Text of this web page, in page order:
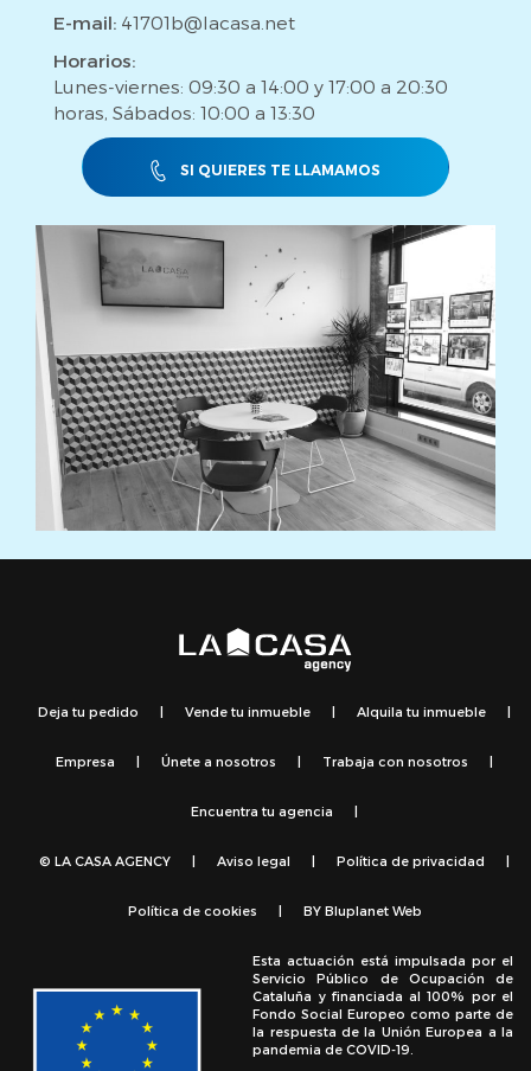
E-mail: 41701b@lacasa.net
Horarios:
Lunes-viernes: 09:30 a 14:00 y 17:00 a 20:30
horas, Sábados: 10:00 a 13:30
SI QUIERES TE LLAMAMOS
Deja tu pedido Vende tu inmueble Alquila tu inmueble
Empresa Únete a nosotros Trabaja con nosotros
Encuentra tu agencia
© LA CASA AGENCY Aviso legal Política de privacidad
Política de cookies BY Bluplanet Web
Esta actuación está impulsada por el
Servicio Público de Ocupación de
Cataluña y financiada al 100% por el
Fondo Social Europeo como parte de
la respuesta de la Unión Europea a la
pandemia de COVID-19.